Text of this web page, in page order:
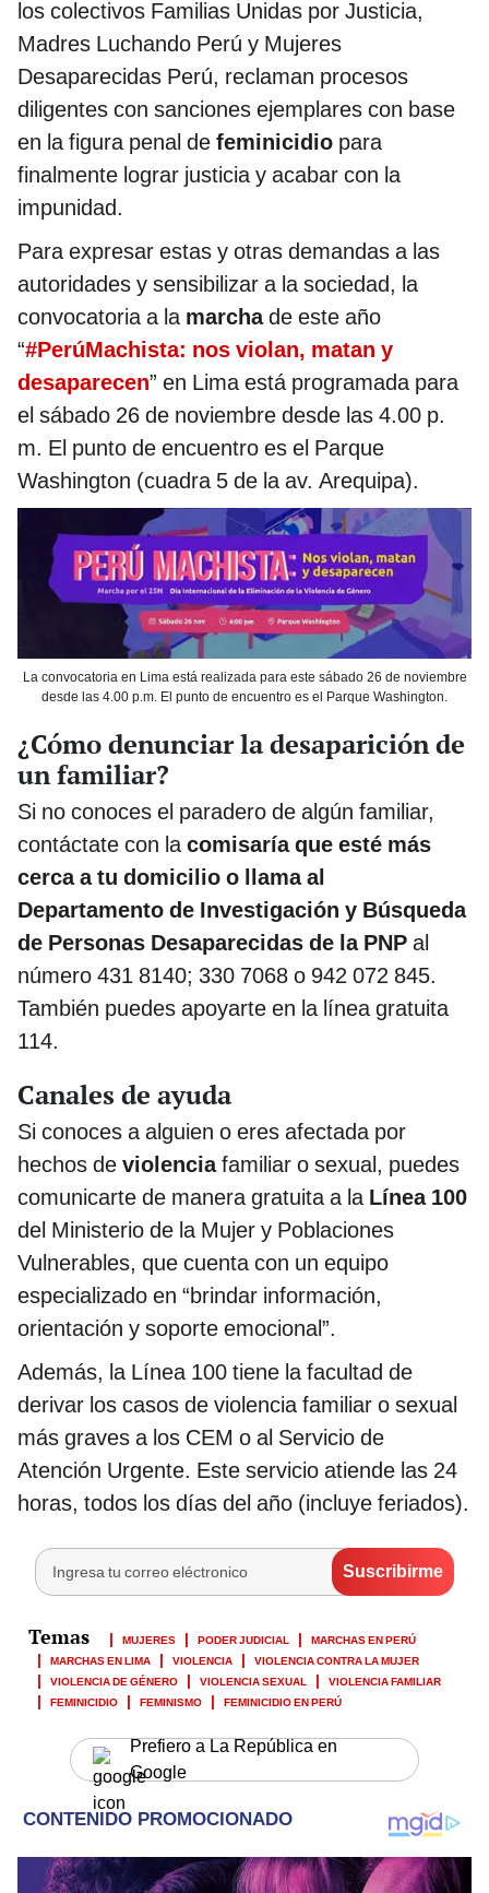
los colectivos Familias Unidas por Justicia,
Madres Luchando Perú y Mujeres
Desaparecidas Perú, reclaman procesos
diligentes con sanciones ejemplares con base
en la figura penal de feminicidio para
finalmente lograr justicia y acabar con la
impunidad.
Para expresar estas y otras demandas a las
autoridades y sensibilizar a la sociedad, la
convocatoria a la marchade este año
“#PerúMachista: nos violan, matan y
desaparecen” en Lima está programada para
el sábado 26 de noviembre desde las 4.00 p.
m. El punto de encuentro es el Parque
Washington (cuadra 5 de la av. Arequipa).
La convocatoria en Lima está realizada para este sábado 26 de noviembre
desde las 4.00 p.m. El punto de encuentro es el Parque Washington.
¿Cómo denunciar la desaparición de
un familiar?
Si no conoces el paradero de algún familiar,
contáctate con lacomisaría que esté más
cerca a tu domicilio o llama al
Departamento de Investigación y Búsqueda
de Personas Desaparecidas de la PNP al
número 431 8140; 330 7068 o 942 072 845.
También puedes apoyarte en la línea gratuita
114.
Canales de ayuda
Si conoces a alguien o eres afectada por
hechos de violenciafamiliar o sexual, puedes
comunicarte de manera gratuita a la Línea 100
del Ministerio de la Mujer y Poblaciones
Vulnerables, que cuenta con un equipo
especializado en “brindar información,
orientación y soporte emocional”.
Además, la Línea 100 tiene la facultad de
derivar los casos de violencia familiar o sexual
más graves a los CEM o al Servicio de
Atención Urgente. Este servicio atiende las 24
horas, todos los días del año (incluye feriados).
MUJERES PODER JUDICIAL
MARCHAS EN PERÚ
MARCHAS EN LIMA
VIOLENCIA
VIOLENCIA CONTRA LA MUJER
VIOLENCIA DE GÉNERO
VIOLENCIA SEXUAL
VIOLENCIA FAMILIAR
FEMINICIDIO
FEMINISMO FEMINICIDIO EN PERÚ
Prefiero a La República en
Google